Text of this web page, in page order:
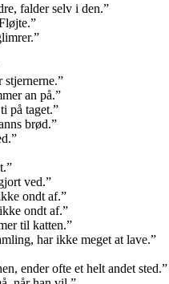
falder selv i den.”
stjernerne.”
an på.”
på taget.”
brød.”
ved.”
ondt af.”
ondt af.”
til katten.”
har ikke meget at lave.”
ender ofte et helt andet sted.”